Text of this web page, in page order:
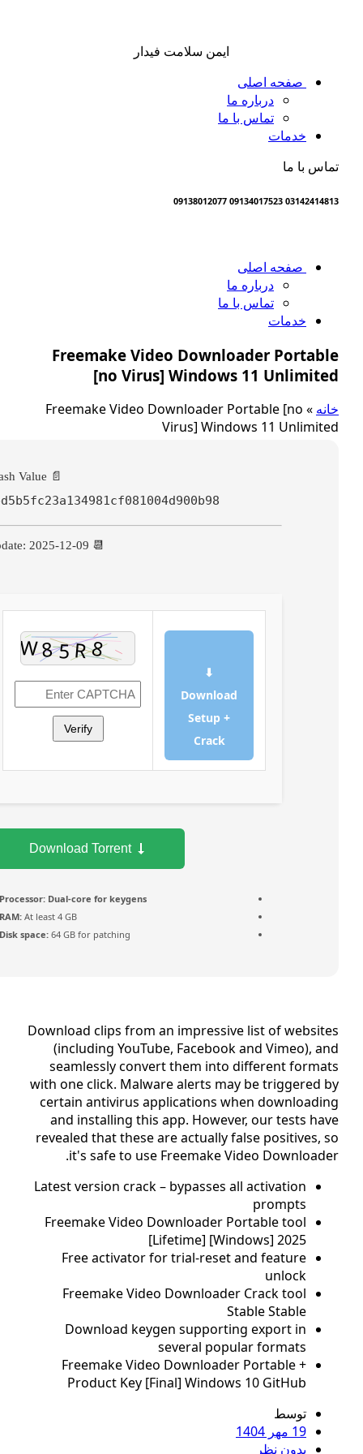
ایمن سلامت فیدار
صفحه اصلی
درباره ما
تماس با ما
خدمات
با ما
03142414813 09134017523
صفحه اصلی
درباره ما
تماس با ما
خدمات
Freemake Video Downloader
[no Virus] Windows 11
Freemake Video Downloader Portable [no
Virus] Windows 11
fbd5b5fc23a134981cf081004d900b98
Download
Setup +
Download Torrent
Processor:Dual-core for keygens
RAM:At least 4 GB
Disk space:64 GB for patching
Download clips from an impressive list of
(including YouTube, Facebook and Vimeo),
seamlessly convert them into different
with one click. Malware alerts may be triggered
certain antivirus applications when
and installing this app. However, our tests
revealed that these are actually false positives,
it's safe to use Freemake Video
Latest version crack – bypasses all activation
prompts
Freemake Video Downloader Portable tool
[Lifetime] [Windows] 2025
Free activator for trial-reset and feature
unlock
Freemake Video Downloader Crack tool
Stable Stable
Download keygen supporting export in
several popular formats
Freemake Video Downloader Portable +
Product Key [Final] Windows 10 GitHub
توسط
بدون نظر